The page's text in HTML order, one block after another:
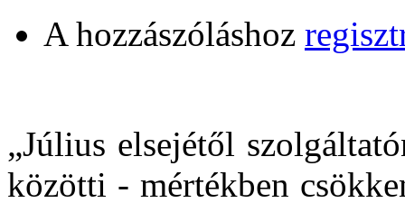
A hozzászóláshoz
„Július elsejétől
közötti - mértékben